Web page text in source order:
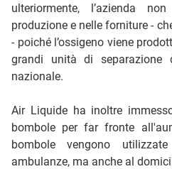
ulteriormente, l’azienda
produzione e nelle forniture -
- poiché l’ossigeno viene
grandi unità di separazione
nazionale.
Air Liquide ha inoltre
bombole per far fronte
bombole vengono
ambulanze, ma anche al